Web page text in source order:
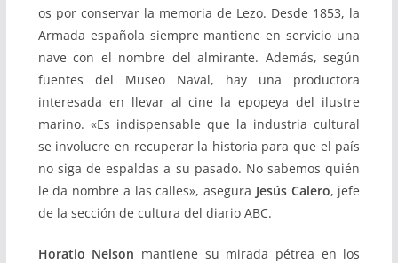
os por conservar la memoria de Lezo. Desde 1853, la
Armada española siempre mantiene en servicio una
nave con el nombre del almirante. Además, según
fuentes del Museo Naval, hay una productora
interesada en llevar al cine la epopeya del ilustre
marino. «Es indispensable que la industria cultural
se involucre en recuperar la historia para que el país
no siga de espaldas a su pasado. No sabemos quién
le da nombre a las calles», asegura Jesús Calero, jefe
de la sección de cultura del diario ABC.
Horatio Nelson mantiene su mirada pétrea en los